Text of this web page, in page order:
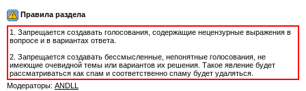
Правила раздела
1. Запрещается создавать голосования, содержащие нецензурные выражения в
вопросе и в вариантах ответа.
2. Запрещается создавать бессмысленные, непонятные голосования, не
имеющие очевидной темы или вариантов их решения. Такое явление будет
рассматриваться как спам и соответственно спаму будет удаляться.
Модераторы: ANDLL